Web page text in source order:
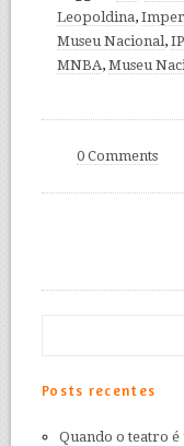
Leopoldina,
Museu Nacional ,
MNBA, Museu
0 Comments
Posts recentes
Quando o teatro